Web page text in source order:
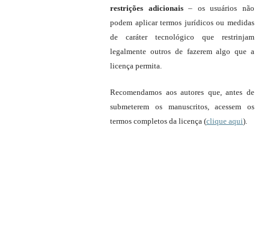
restrições adicionais– os usuários não
podem aplicar termos jurídicos ou medidas
de caráter tecnológico que restrinjam
legalmente outros de fazerem algo que a
licença permita.
Recomendamos aos autores que, antes de
submeterem os manuscritos, acessem os
termos completos da licença (clique aqui).